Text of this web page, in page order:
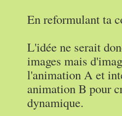
En reformulant ta
L'idée ne serait
images mais
l'animation A et
animation B pour
dynamique.